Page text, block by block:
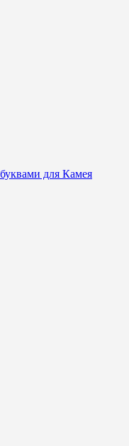
для Камея